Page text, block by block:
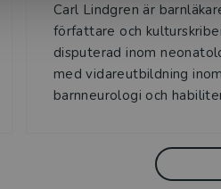
Carl Lindgren är
författare och
disputerad inom
med vidareutbildning inom
barnneurologi och